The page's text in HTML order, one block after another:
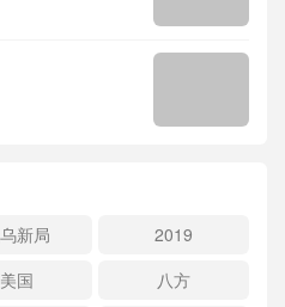
新局
2019
美国 八方